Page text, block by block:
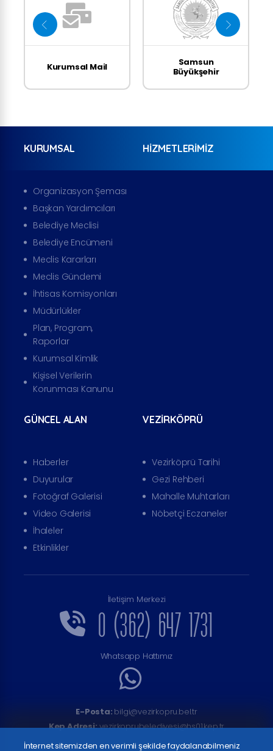
Kurumsal Mail
Samsun
Büyükşehir
KURUMSAL
Organizasyon Şeması
Başkan Yardımcıları
Belediye Meclisi
Belediye Encümeni
Meclis Kararları
Meclis Gündemi
İhtisas Komisyonları
Müdürlükler
Plan, Program,
Raporlar
Kurumsal Kimlik
Kişisel Verilerin
Korunması Kanunu
HIZMETLERIMIZ
GÜNCEL ALAN
Haberler
Duyurular
Fotoğraf Galerisi
Video Galerisi
İhaleler
Etkinlikler
VEZIRKÖPRÜ
Vezirköprü Tarihi
Gezi Rehberi
Mahalle Muhtarları
Nöbetçi Eczaneler
İletişim Merkezi
0 (362) 647 1731
Whatsapp Hattımız
E-Posta: bilgi@vezirkopru.bel.tr
Kep Adresi:vezirkoprubelediyesi@hs01.kep.tr
İnternet sitemizden en verimli şekilde faydalanabilmeniz